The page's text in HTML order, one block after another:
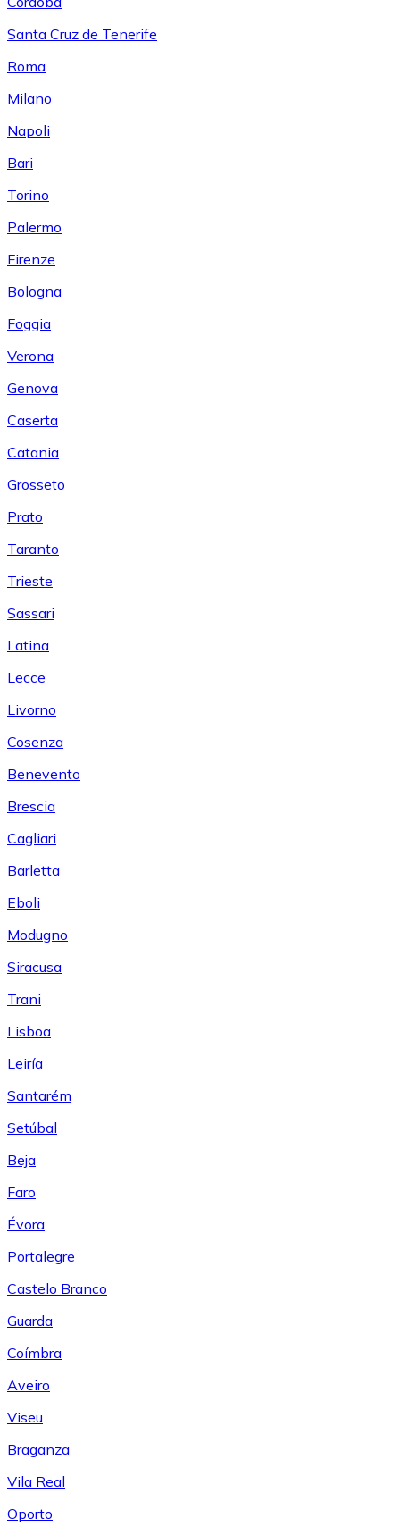
Santa Cruz de Tenerife
Roma
Milano
Napoli
Bari
Torino
Palermo
Firenze
Bologna
Foggia
Verona
Genova
Caserta
Catania
Grosseto
Prato
Taranto
Trieste
Sassari
Latina
Lecce
Livorno
Cosenza
Benevento
Brescia
Cagliari
Barletta
Eboli
Modugno
Siracusa
Trani
Lisboa
Leiría
Santarém
Setúbal
Beja
Faro
Évora
Portalegre
Castelo Branco
Guarda
Coímbra
Aveiro
Viseu
Braganza
Vila Real
Oporto